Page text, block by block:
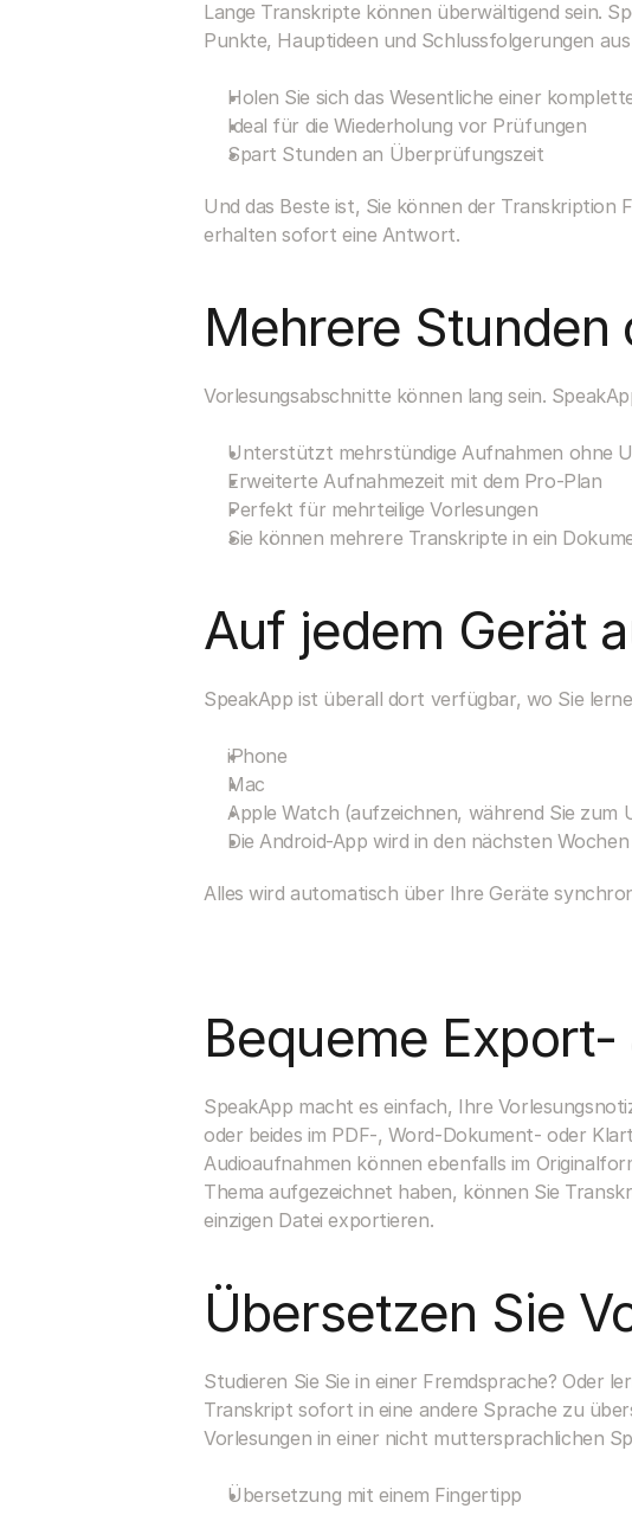
Lange Transkripte können überwältigend sein.
Punkte, Hauptideen und Schlussfolgerungen
Holen Sie sich das Wesentliche einer
Ideal für die Wiederholung vor Prüfungen
Spart Stunden an Überprüfungszeit
Und das Beste ist, Sie können der Transkription
erhalten sofort eine Antwort.
Mehrere Stunden
Vorlesungsabschnitte können lang sein.
Unterstützt mehrstündige Aufnahmen ohne
Erweiterte Aufnahmezeit mit dem Pro-Plan
Perfekt für mehrteilige Vorlesungen
Sie können mehrere Transkripte in ein
Auf jedem Gerät
SpeakApp ist überall dort verfügbar, wo Sie
iPhone
Mac
Apple Watch (aufzeichnen, während Sie zum
Die Android-App wird in den nächsten
Alles wird automatisch über Ihre Geräte
Bequeme
SpeakApp macht es einfach, Ihre
oder beides im PDF-, Word-Dokument- oder
Audioaufnahmen können ebenfalls im
Thema aufgezeichnet haben, können Sie
einzigen Datei exportieren.
Übersetzen Sie
Studieren Sie Sie in einer Fremdsprache? Oder
Transkript sofort in eine andere Sprache zu
Vorlesungen in einer nicht muttersprachlichen
Übersetzung mit einem Fingertipp